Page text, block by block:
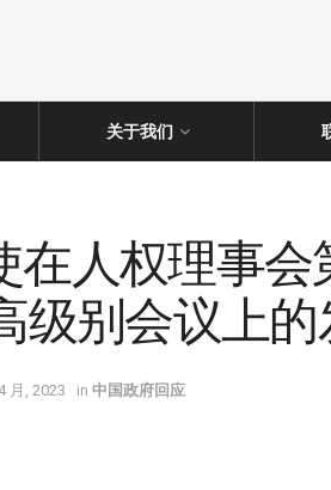
关于我们
在人权理事
级别会议上的
月, 2023 in 中国政府回应